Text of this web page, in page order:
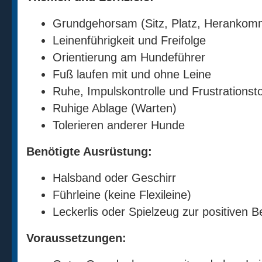
Grundgehorsam (Sitz, Platz,
Leinenführigkeit und Freifolge
Orientierung am Hundeführer
Fuß laufen mit und ohne Leine
Ruhe, Impulskontrolle und
Ruhige Ablage (Warten)
Tolerieren anderer Hunde
Benötigte Ausrüstung:
Halsband oder Geschirr
Führleine (keine Flexileine)
Leckerlis oder Spielzeug zur positiven
Voraussetzungen: